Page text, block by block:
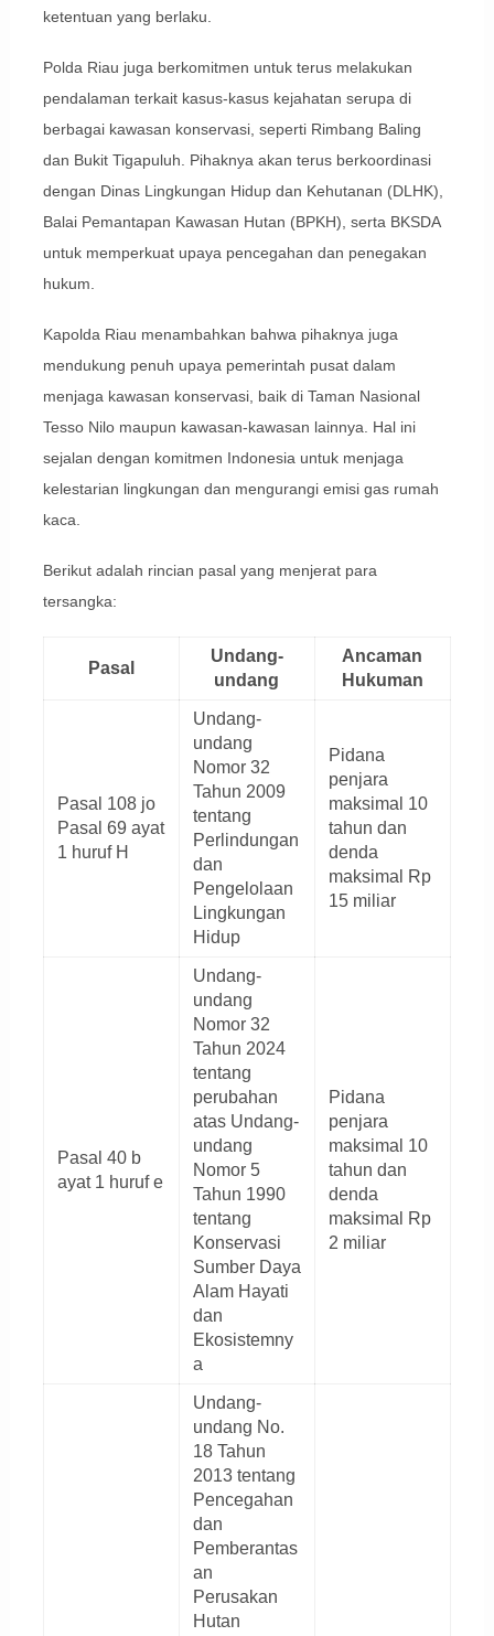
ketentuan yang berlaku.
Polda Riau juga berkomitmen untuk terus melakukan
pendalaman terkait kasus-kasus kejahatan serupa di
berbagai kawasan konservasi, seperti Rimbang Baling
dan Bukit Tigapuluh. Pihaknya akan terus berkoordinasi
dengan Dinas Lingkungan Hidup dan Kehutanan (DLHK),
Balai Pemantapan Kawasan Hutan (BPKH), serta BKSDA
untuk memperkuat upaya pencegahan dan penegakan
hukum.
Kapolda Riau menambahkan bahwa pihaknya juga
mendukung penuh upaya pemerintah pusat dalam
menjaga kawasan konservasi, baik di Taman Nasional
Tesso Nilo maupun kawasan-kawasan lainnya. Hal ini
sejalan dengan komitmen Indonesia untuk menjaga
kelestarian lingkungan dan mengurangi emisi gas rumah
kaca.
Berikut adalah rincian pasal yang menjerat para
tersangka:
Pasal
Undang-
undang
Ancaman
Hukuman
Pasal 108 jo
Pasal 69 ayat
1 huruf H
Undang-
undang
Nomor 32
Tahun 2009
tentang
Perlindungan
dan
Pengelolaan
Lingkungan
Hidup
Pidana
penjara
maksimal 10
tahun dan
denda
maksimal Rp
15 miliar
Pasal 40 b
ayat 1 huruf e
Undang-
undang
Nomor 32
Tahun 2024
tentang
perubahan
atas Undang-
undang
Nomor 5
Tahun 1990
tentang
Konservasi
Sumber Daya
Alam Hayati
dan
Ekosistemny
a
Pidana
penjara
maksimal 10
tahun dan
denda
maksimal Rp
2 miliar
Undang-
undang No.
18 Tahun
2013 tentang
Pencegahan
dan
Pemberantas
an
Perusakan
Hutan